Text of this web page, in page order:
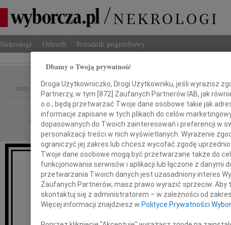
Nekrologi Odeszli Poradnik pogrzebowy
IMIĘ I NAZWISKO:
REGION: Lublin
DATA EMISJI: 21.10.2022
Pani
dr Justynie Kięczkowskiej
wyrazy szczerego współczucia z powodu śmierci
Dbamy o Twoją prywatność
Droga Użytkowniczko, Drogi Użytkowniku, jeśli wyrazisz
Partnerzy, w tym [872] Zaufanych Partnerów IAB, jak
o.o., będą przetwarzać Twoje dane osobowe takie jak
informacje zapisane w tych plikach do celów
dopasowanych do Twoich zainteresowań i preferencji w
personalizacji treści w nich wyświetlanych. Wyrażenie
ograniczyć jej zakres lub chcesz wycofać zgodę
Twoje dane osobowe mogą być przetwarzane także do
funkcjonowania serwisów i aplikacji lub łączone z danymi
przetwarzania Twoich danych jest uzasadniony interes
Zaufanych Partnerów, masz prawo wyrazić sprzeciw. Aby
skontaktuj się z administratorem – w zależności od
Więcej informacji znajdziesz w Polityce Prywatności